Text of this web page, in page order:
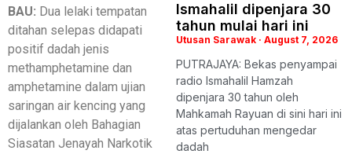
BAU: Dua lelaki tempatan
ditahan selepas didapati
positif dadah jenis
methamphetamine dan
amphetamine dalam ujian
saringan air kencing yang
dijalankan oleh Bahagian
Siasatan Jenayah Narkotik
Ismahalil dipenjara 30
tahun mulai hari ini
Utusan Sarawak August 7, 2026
PUTRAJAYA: Bekas penyampai
radio Ismahalil Hamzah
dipenjara 30 tahun oleh
Mahkamah Rayuan di sini hari ini
atas pertuduhan mengedar
dadah